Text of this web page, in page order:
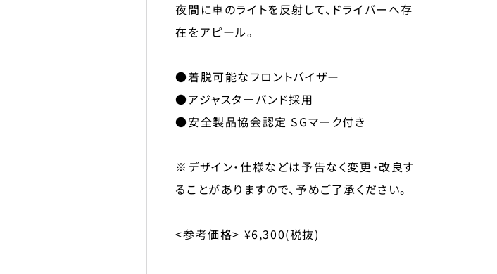
夜間に車のライトを反射して、ドライバーへ存
在をアピール。
●着脱可能なフロントバイザー
●アジャスターバンド採用
●安全製品協会認定 SGマーク付き
※デザイン・仕様などは予告なく変更・改良す
ることがありますので、予めご了承ください。
<参考価格> ¥6,300(税抜)